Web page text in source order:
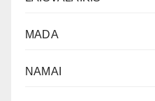
MADA
NAMAI